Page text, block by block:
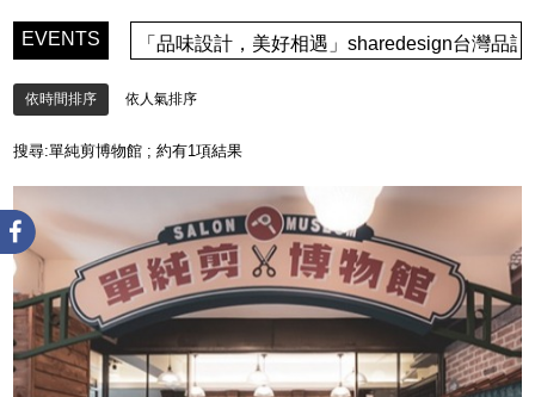
EVENTS 「品味設計，美好相遇」sharedesign台灣品
依時間排序 依人氣排序
搜尋:單純剪博物館 ; 約有1項結果